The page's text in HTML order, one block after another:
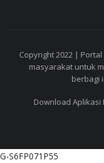
Copyright 2022 |
masyarakat untuk
berbagi
Download Aplikasi
G-S6FP071P55